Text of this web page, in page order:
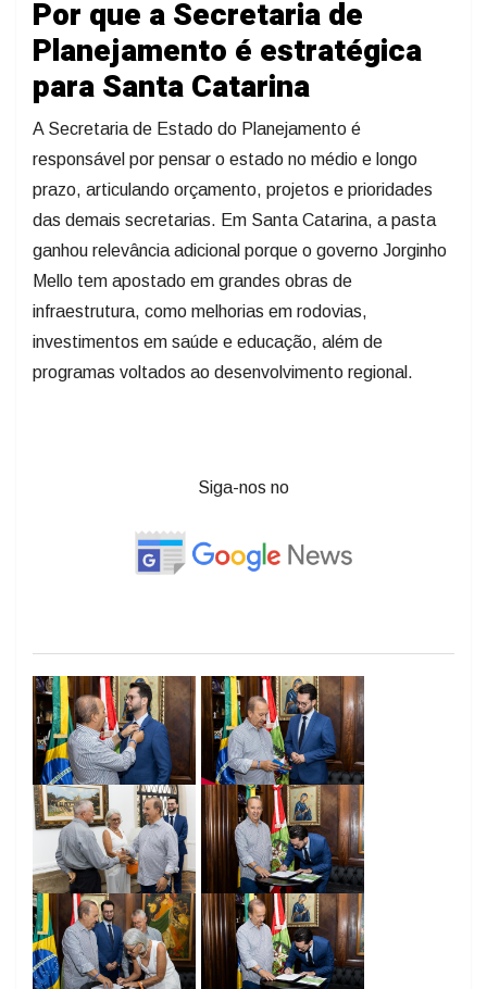
Por que a Secretaria de
Planejamento é estratégica
para Santa Catarina
A Secretaria de Estado do Planejamento é
responsável por pensar o estado no médio e longo
prazo, articulando orçamento, projetos e prioridades
das demais secretarias. Em Santa Catarina, a pasta
ganhou relevância adicional porque o governo Jorginho
Mello tem apostado em grandes obras de
infraestrutura, como melhorias em rodovias,
investimentos em saúde e educação, além de
programas voltados ao desenvolvimento regional.
Siga-nos no